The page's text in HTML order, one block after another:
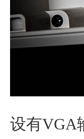
设有VGA